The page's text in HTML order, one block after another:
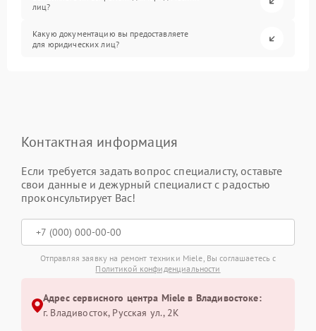
лиц?
Какую документацию вы предоставляете
для юридических лиц?
Контактная информация
Если требуется задать вопрос специалисту, оставьте
свои данные и дежурный специалист с радостью
проконсультирует Вас!
Отправляя заявку на ремонт техники Miele, Вы соглашаетесь с
Политикой конфиденциальности
Адрес сервисного центра Miele в Владивостоке:
г. Владивосток, Русская ул., 2К